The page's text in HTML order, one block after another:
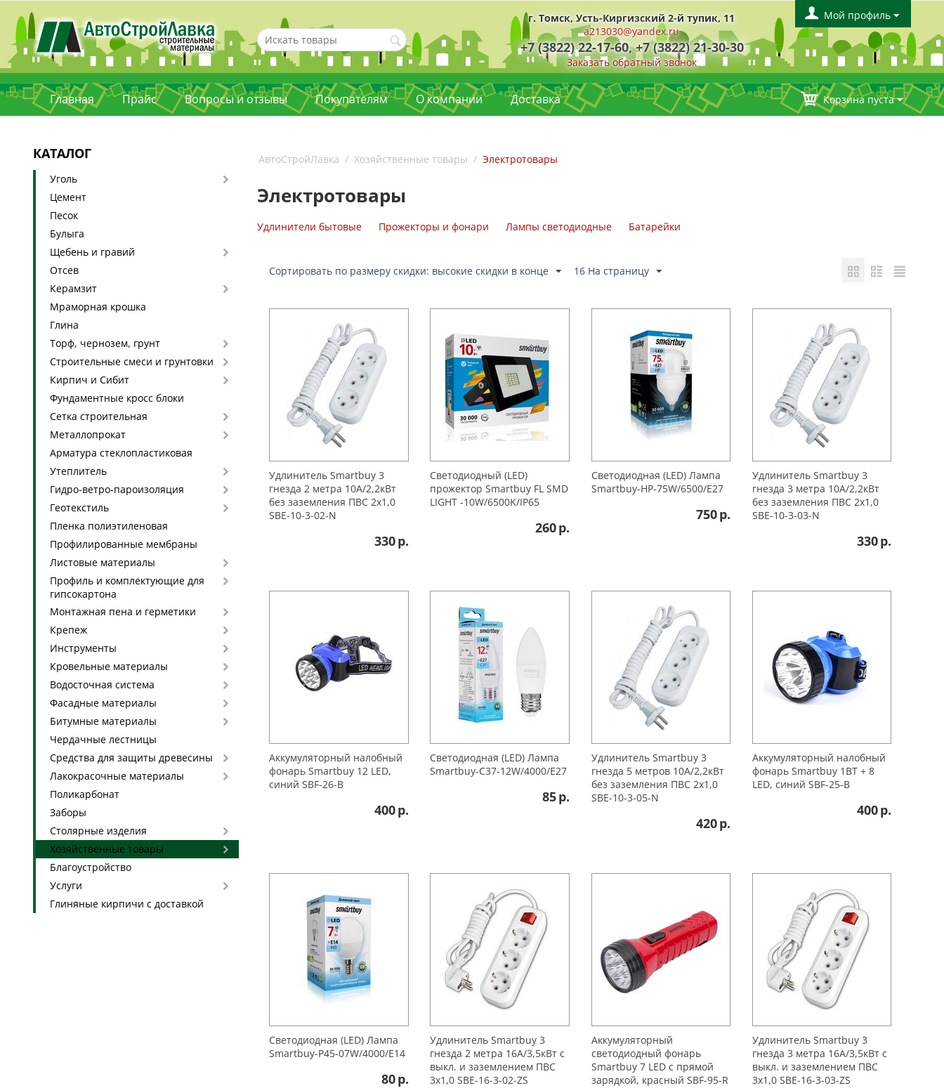
г. Томск, Усть-Киргизский 2-й тупик, 11
a213030@yandex.ru
+7 (3822) 22-17-60, +7 (3822) 21-30-30
Заказать обратный звонок
Мой профиль
Главная Прайс Вопросы и отзывы Покупателям О компании Доставка Корзина пуста
КАТАЛОГ
Уголь
Цемент
Песок
Булыга
Щебень и гравий
Отсев
Керамзит
Мраморная крошка
Глина
Торф, чернозем, грунт
Строительные смеси и грунтовки
Кирпич и Сибит
Фундаментные кросс блоки
Сетка строительная
Металлопрокат
Арматура стеклопластиковая
Утеплитель
Гидро-ветро-пароизоляция
Геотекстиль
Пленка полиэтиленовая
Профилированные мембраны
Листовые материалы
Профиль и комплектующие для
гипсокартона
Монтажная пена и герметики
Крепеж
Инструменты
Кровельные материалы
Водосточная система
Фасадные материалы
Битумные материалы
Чердачные лестницы
Средства для защиты древесины
Лакокрасочные материалы
Поликарбонат
Заборы
Столярные изделия
Хозяйственные товары
Благоустройство
Услуги
Глиняные кирпичи с доставкой
АвтоСтройЛавка / Хозяйственные товары / Электротовары
Электротовары
Удлинители бытовые Прожекторы и фонари Лампы светодиодные Батарейки
Сортировать по размеру скидки: высокие скидки в конце 16 На страницу
Удлинитель Smartbuy 3
гнезда 2 метра 10А/2,2кВт
без заземления ПВС 2х1,0
SBE-10-3-02-N
330р.
Светодиодный (LED)
прожектор Smartbuy FL SMD
LIGHT -10W/6500K/IP65
260р.
Светодиодная (LED) Лампа
Smartbuy-HP-75W/6500/E27
750р.
Удлинитель Smartbuy 3
гнезда 3 метра 10А/2,2кВт
без заземления ПВС 2х1,0
SBE-10-3-03-N
330р.
Аккумуляторный налобный
фонарь Smartbuy 12 LED,
синий SBF-26-B
400р.
Светодиодная (LED) Лампа
Smartbuy-C37-12W/4000/E27
85р.
Удлинитель Smartbuy 3
гнезда 5 метров 10А/2,2кВт
без заземления ПВС 2х1,0
SBE-10-3-05-N
420р.
Аккумуляторный налобный
фонарь Smartbuy 1ВТ + 8
LED, синий SBF-25-B
400р.
Светодиодная (LED) Лампа
Smartbuy-P45-07W/4000/E14
80р.
Удлинитель Smartbuy 3
гнезда 2 метра 16А/3,5кВт с
выкл. и заземлением ПВС
3х1,0 SBE-16-3-02-ZS
Аккумуляторный
светодиодный фонарь
Smartbuy 7 LED с прямой
зарядкой, красный SBF-95-R
Удлинитель Smartbuy 3
гнезда 3 метра 16А/3,5кВт с
выкл. и заземлением ПВС
3х1,0 SBE-16-3-03-ZS